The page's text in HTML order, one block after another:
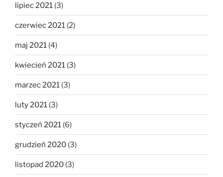
lipiec 2021 (3)
czerwiec 2021 (2)
maj 2021 (4)
kwiecień 2021 (3)
marzec 2021 (3)
luty 2021 (3)
styczeń 2021 (6)
grudzień 2020 (3)
listopad 2020 (3)